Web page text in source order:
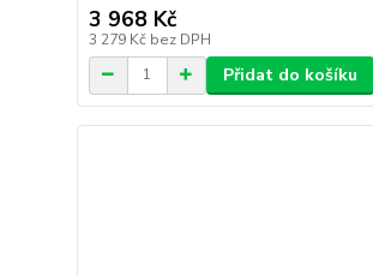
3 968 Kč
3 279 Kč bez DPH
Přidat do košíku